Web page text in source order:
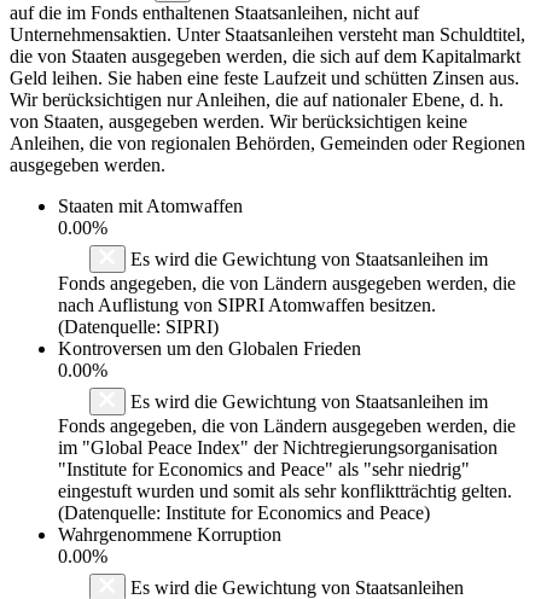
auf die im Fonds enthaltenen Staatsanleihen, nicht auf
Unternehmensaktien. Unter Staatsanleihen versteht man Schuldtitel,
die von Staaten ausgegeben werden, die sich auf dem Kapitalmarkt
Geld leihen. Sie haben eine feste Laufzeit und schütten Zinsen aus.
Wir berücksichtigen nur Anleihen, die auf nationaler Ebene, d. h.
von Staaten, ausgegeben werden. Wir berücksichtigen keine
Anleihen, die von regionalen Behörden, Gemeinden oder Regionen
ausgegeben werden.
Staaten mit Atomwaffen
0.00%
Es wird die Gewichtung von Staatsanleihen im
Fonds angegeben, die von Ländern ausgegeben werden, die
nach Auflistung von SIPRI Atomwaffen besitzen.
(Datenquelle: SIPRI)
Kontroversen um den Globalen Frieden
0.00%
Es wird die Gewichtung von Staatsanleihen im
Fonds angegeben, die von Ländern ausgegeben werden, die
im "Global Peace Index" der Nichtregierungsorganisation
"Institute for Economics and Peace" als "sehr niedrig"
eingestuft wurden und somit als sehr konfliktträchtig gelten.
(Datenquelle: Institute for Economics and Peace)
Wahrgenommene Korruption
0.00%
Es wird die Gewichtung von Staatsanleihen